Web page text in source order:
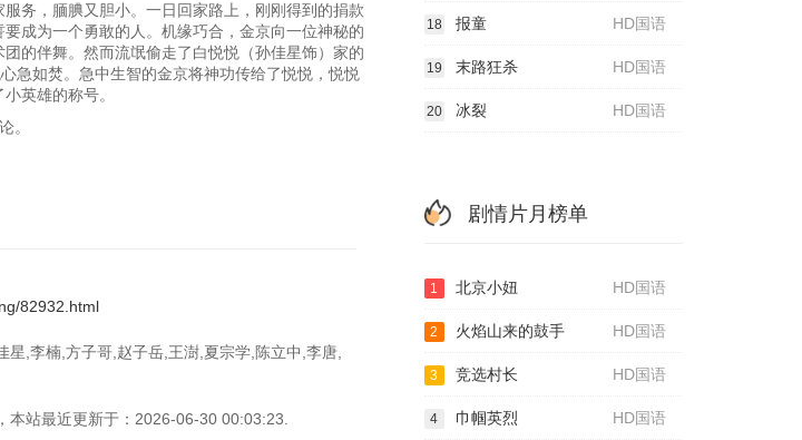
务，腼腆又胆小。一日回家路上，刚刚得到的捐款
成为一个勇敢的人。机缘巧合，金京向一位神秘的
的伴舞。然而流氓偷走了白悦悦（孙佳星饰）家的
急如焚。急中生智的金京将神功传给了悦悦，悦悦
英雄的称号。
。
82932.html
,李楠,方子哥,赵子岳,王澍,夏宗学,陈立中,李唐,
站最近更新于：2026-06-30 00:03:23.
HD国语
18 报童
HD国语
19 末路狂杀
HD国语
20 冰裂
剧情片月榜单
HD国语
1 北京小妞
HD国语
2 火焰山来的鼓手
HD国语
3 竞选村长
HD国语
4 巾帼英烈